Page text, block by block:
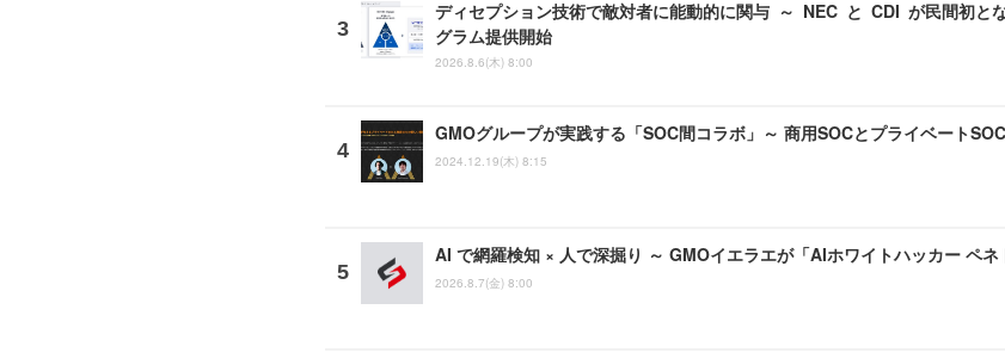
ディセプション技術で敵対者に能動的に関与 ～ NEC と CDI が民間初と
グラム提供開始
2026.8.6(木) 8:00
GMOグループが実践する「SOC間コラボ」～ 商用SOCとプライベート
2024.12.19(木) 8:15
AI で網羅検知 × 人で深掘り ～ GMOイエラエが「AIホワイトハッカー ペ
2026.8.7(金) 8:00